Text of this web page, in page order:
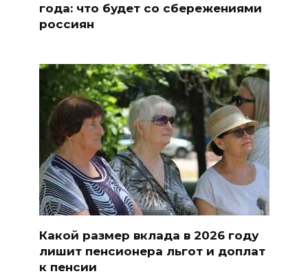
года: что будет со сбережениями
россиян
Какой размер вклада в 2026 году
лишит пенсионера льгот и доплат
к пенсии